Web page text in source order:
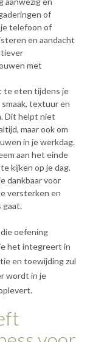
of
je telefoon of
en aandacht
met
te eten tijdens je
textuur en
Dit helpt niet
maar ook om
in je werkdag.
aan het einde
kijken op je dag.
dankbaar voor
versterken en
gaat.
oefening
het integreert in
en toewijding zul
wordt in je